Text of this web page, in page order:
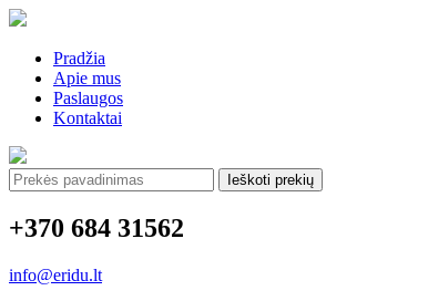
Pradžia
Apie mus
Paslaugos
Kontaktai
Ieškoti:
+370 684 31562
info@eridu.lt